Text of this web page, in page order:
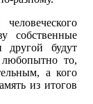
собственные
будут
то,
а кого
из итогов